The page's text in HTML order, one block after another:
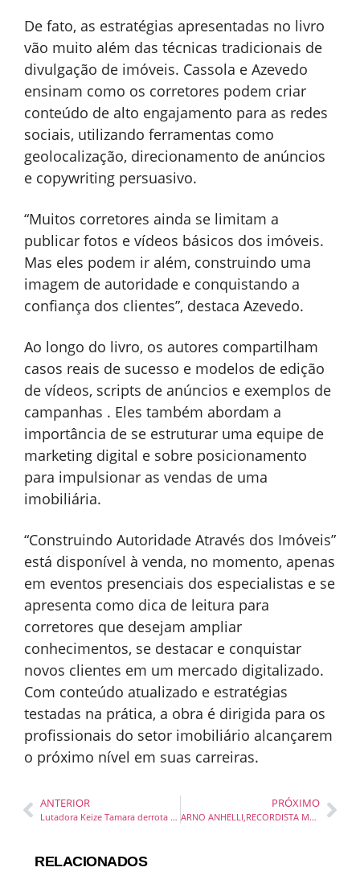
De fato, as estratégias apresentadas no livro
vão muito além das técnicas tradicionais de
divulgação de imóveis. Cassola e Azevedo
ensinam como os corretores podem criar
conteúdo de alto engajamento para as redes
sociais, utilizando ferramentas como
geolocalização, direcionamento de anúncios
e copywriting persuasivo.
“Muitos corretores ainda se limitam a
publicar fotos e vídeos básicos dos imóveis.
Mas eles podem ir além, construindo uma
imagem de autoridade e conquistando a
confiança dos clientes”, destaca Azevedo.
Ao longo do livro, os autores compartilham
casos reais de sucesso e modelos de edição
de vídeos, scripts de anúncios e exemplos de
campanhas . Eles também abordam a
importância de se estruturar uma equipe de
marketing digital e sobre posicionamento
para impulsionar as vendas de uma
imobiliária.
“Construindo Autoridade Através dos Imóveis”
está disponível à venda, no momento, apenas
em eventos presenciais dos especialistas e se
apresenta como dica de leitura para
corretores que desejam ampliar
conhecimentos, se destacar e conquistar
novos clientes em um mercado digitalizado.
Com conteúdo atualizado e estratégias
testadas na prática, a obra é dirigida para os
profissionais do setor imobiliário alcançarem
o próximo nível em suas carreiras.
ANTERIOR
Lutadora Keize Tamara derrota Emilly “Mão de Pedra” no Cidade da Luta
PRÓXIMO
ARNO ANHELLI,RECORDISTA MUNDIAL DE SURF QUE TREINOU EM SC, ENCARA MAIS DESAFIO
RELACIONADOS